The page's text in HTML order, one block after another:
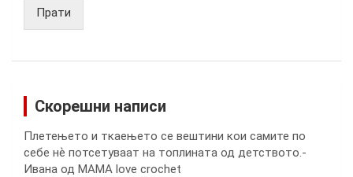
Прати
Скорешни написи
Плетењето и ткаењето се вештини кои самите по
себе нѐ потсетуваат на топлината од детството.-
Ивана од MAMA love crochet